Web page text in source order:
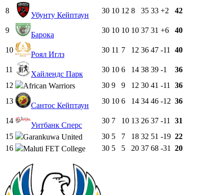
8
Убунту Кейптаун
30 10 12 8 35 33 +2 42
9
Барока
30 10 10 10 37 31 +6 40
10
Роял Иглз
30 11 7 12 36 47 -11 40
11
Хайлендс Парк
30 10 6 14 38 39 -1
36
12
African Warriors 30 9 9 12 30 41 -11
36
13
Сантос Кейптаун
30 10 6 14 34 46 -12 36
14
Уитбанк Сперс
30 7 10 13 26 37 -11
31
15
Garankuwa United 30 5 7 18 32 51 -19 22
16
Maluti FET College 30 5 5 20 37 68 -31 20